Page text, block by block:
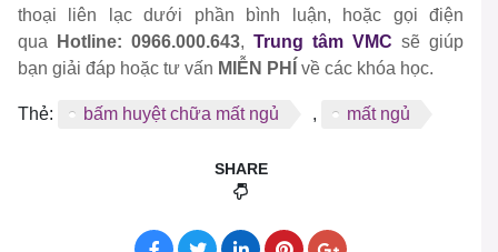
thoại liên lạc dưới phần bình luận, hoặc gọi điện
qua
Hotline: 0966.000.643, Trung tâm VMC sẽ giúp
bạn giải đáp hoặc tư vấn MIỄN PHÍ về các khóa học.
Thẻ: bấm huyệt chữa mất ngủ , mất ngủ
SHARE